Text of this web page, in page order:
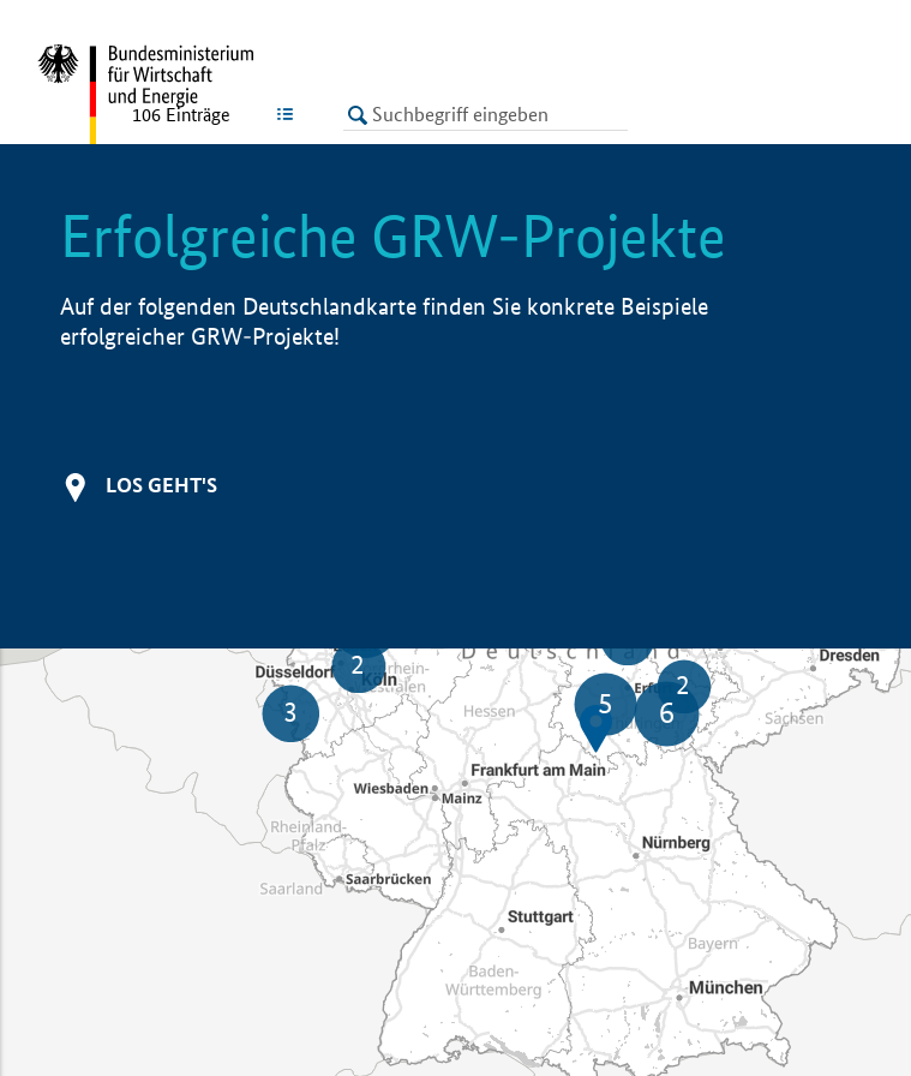
LISTE
106 Einträge
Erfolgreiche GRW-Projekte
Auf der folgenden Deutschlandkarte finden Sie konkrete Beispiele
erfolgreicher GRW-Projekte!
LOS GEHT'S